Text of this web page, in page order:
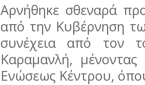
Αρνήθηκε σθεναρά
από την Κυβέρνηση
συνέχεια από τον
Καραμανλή,
Ενώσεως Κέντρου,